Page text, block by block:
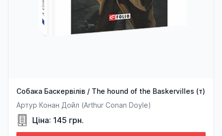
Собака Баскервілів / The hound of the Baskervilles (т)
Артур Конан Дойл (Arthur Conan Doyle)
Ціна: 145 грн.